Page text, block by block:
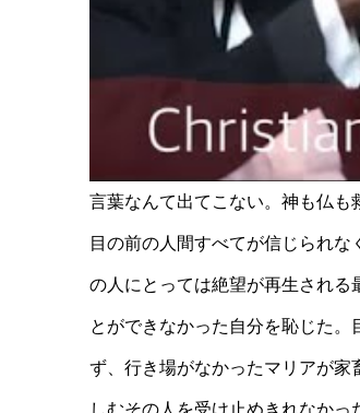
言葉なんて出てこない。神も仏も
目の前の人間すべてが信じられ
の人にとっては絶望が再生される
とができなかった自分を恥じた
ず、行き場がなかったマリアが
しむその人を受け止めきれなか